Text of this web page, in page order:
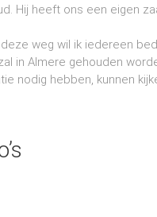
Hij heeft ons een eigen
weg wil ik iedereen
in Almere gehouden
nodig hebben, kunnen